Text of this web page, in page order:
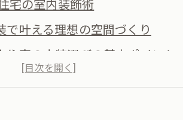
宅の室内装飾術
で叶える理想の空間づくり
住宅の内装選びの基本ポイント
しない室内装飾の秘訣を知る